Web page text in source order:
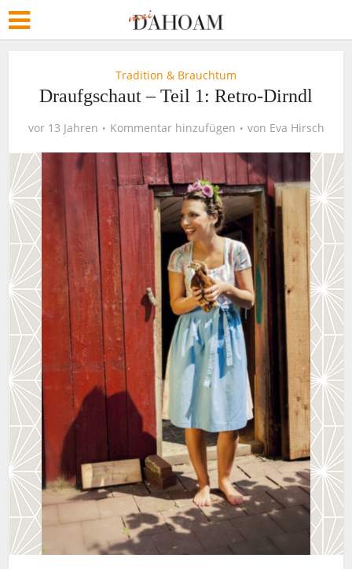
Tradition & Brauchtum
Draufgschaut – Teil 1: Retro-Dirndl
vor 13 Jahren Kommentar hinzufügen von Eva Hirsch